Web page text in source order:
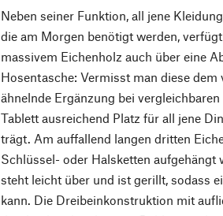
Neben seiner Funktion, all jene
die am Morgen benötigt werden,
massivem Eichenholz auch über eine
Hosentasche: Vermisst man diese dem
ähnelnde Ergänzung bei
Tablett ausreichend Platz für all jene
trägt. Am auffallend langen dritten
Schlüssel- oder Halsketten aufgehängt
steht leicht über und ist gerillt, sodass
kann. Die Dreibeinkonstruktion mit